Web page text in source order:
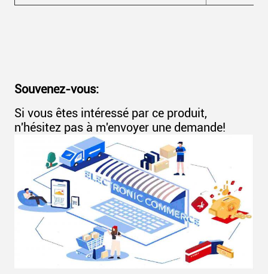
Souvenez-vous:
Si vous êtes intéressé par ce produit,
n'hésitez pas à m'envoyer une demande!